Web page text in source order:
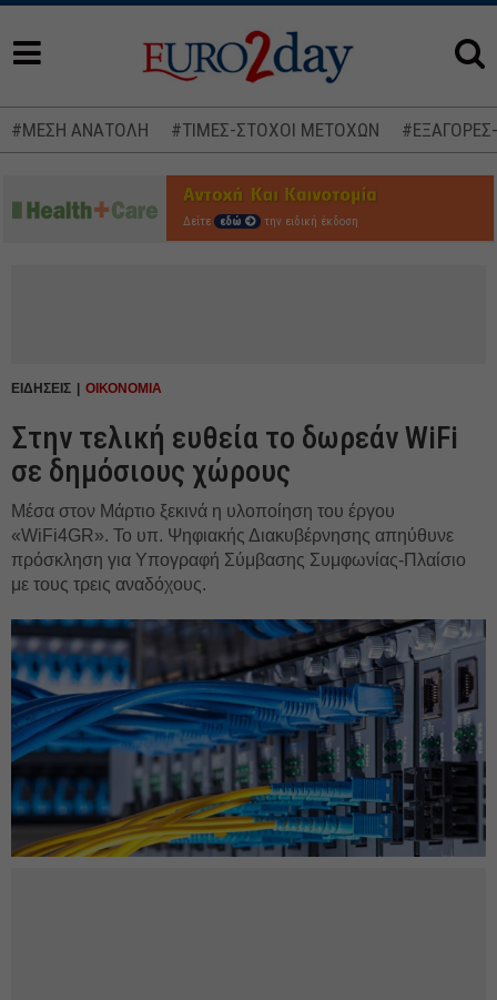
#ΜΕΣΗ ΑΝΑΤΟΛΗ #ΤΙΜΕΣ-ΣΤΟΧΟΙ ΜΕΤΟΧΩΝ
Δείτε εδώ την ειδική έκδοση
ΕΙΔΗΣΕΙΣ ΟΙΚΟΝΟΜΙΑ
Στην τελική ευθεία το δωρεάν WiFi
σε δημόσιους χώρους
Μέσα στον Μάρτιο ξεκινά η υλοποίηση του έργου
«WiFi4GR». Το υπ. Ψηφιακής Διακυβέρνησης απηύθυνε
πρόσκληση για Υπογραφή Σύμβασης Συμφωνίας-Πλαίσιο
με τους τρεις αναδόχους.